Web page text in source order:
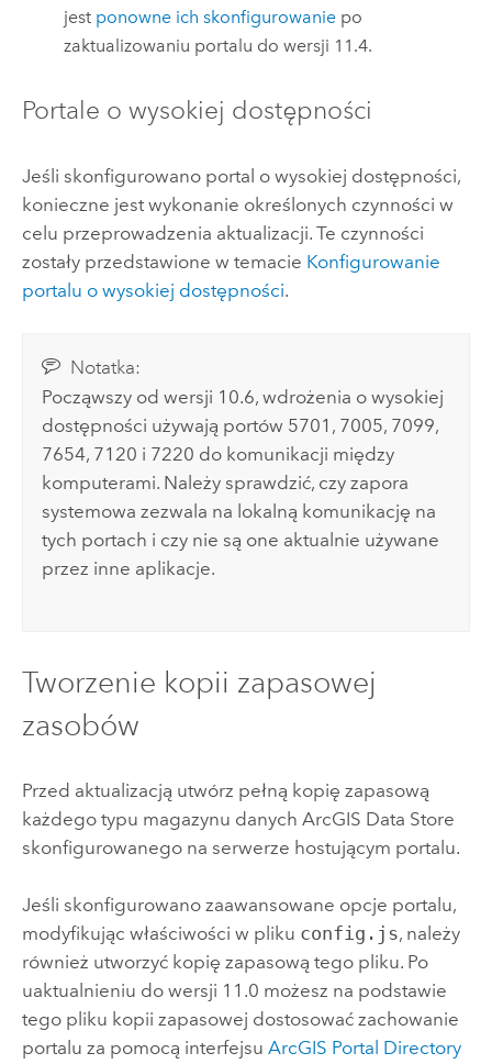
jest ponowne ich skonfigurowanie po
zaktualizowaniu portalu do wersji 11.4.
Portale o wysokiej dostępności
Jeśli skonfigurowano portal o wysokiej dostępności,
konieczne jest wykonanie określonych czynności w
celu przeprowadzenia aktualizacji. Te czynności
zostały przedstawione w temacie Konfigurowanie
portalu o wysokiej dostępności.
Notatka:
Począwszy od wersji 10.6, wdrożenia o wysokiej
dostępności używają portów 5701, 7005, 7099,
7654, 7120 i 7220 do komunikacji między
komputerami. Należy sprawdzić, czy zapora
systemowa zezwala na lokalną komunikację na
tych portach i czy nie są one aktualnie używane
przez inne aplikacje.
Tworzenie kopii zapasowej
zasobów
Przed aktualizacją utwórz pełną kopię zapasową
każdego typu magazynu danych ArcGIS Data Store
skonfigurowanego na serwerze hostującym portalu.
Jeśli skonfigurowano zaawansowane opcje portalu,
modyfikując właściwości w pliku config.js, należy
również utworzyć kopię zapasową tego pliku. Po
uaktualnieniu do wersji 11.0 możesz na podstawie
tego pliku kopii zapasowej dostosować zachowanie
portalu za pomocą interfejsu ArcGIS Portal Directory